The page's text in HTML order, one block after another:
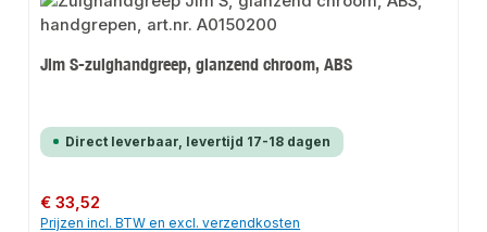
Jim S-zuighandgreep, glanzend chroom, ABS
Direct leverbaar, levertijd 17-18 dagen
Normale prijs:
€ 33,52
Prijzen incl. BTW en excl. verzendkosten